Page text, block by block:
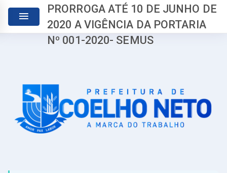
PRORROGA ATÉ 10 DE JUNHO DE
2020 A VIGÊNCIA DA PORTARIA
Nº 001-2020- SEMUS